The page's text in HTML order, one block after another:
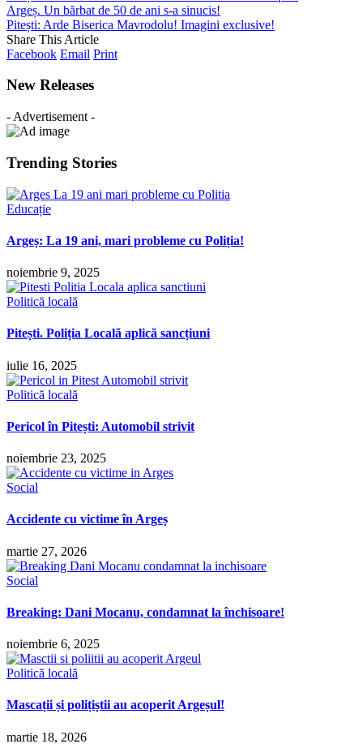
Argeș. Un bărbat de 50 de ani s-a sinucis!
Pitești: Arde Biserica Mavrodolu! Imagini exclusive!
Share This Article
Facebook Email Print
New Releases
- Advertisement -
Trending Stories
Educație
Argeș: La 19 ani, mari probleme cu Poliția!
noiembrie 9, 2025
Politică locală
Pitești. Poliția Locală aplică sancțiuni
iulie 16, 2025
Politică locală
Pericol în Pitești: Automobil strivit
noiembrie 23, 2025
Social
Accidente cu victime în Argeș
martie 27, 2026
Social
Breaking: Dani Mocanu, condamnat la închisoare!
noiembrie 6, 2025
Politică locală
Mascații și polițiștii au acoperit Argeșul!
martie 18, 2026